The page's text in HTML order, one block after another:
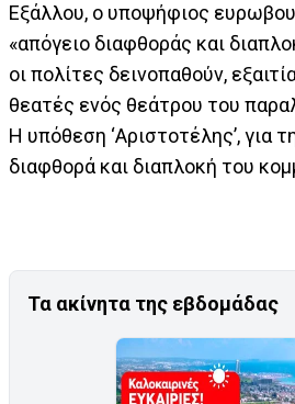
Εξάλλου, ο υποψήφιος
«απόγειο διαφθοράς και
οι πολίτες δεινοπαθούν,
θεατές ενός θεάτρου του
Η υπόθεση ‘Αριστοτέλης’, για
διαφθορά και διαπλοκή του
Τα ακίνητα της εβδομάδας